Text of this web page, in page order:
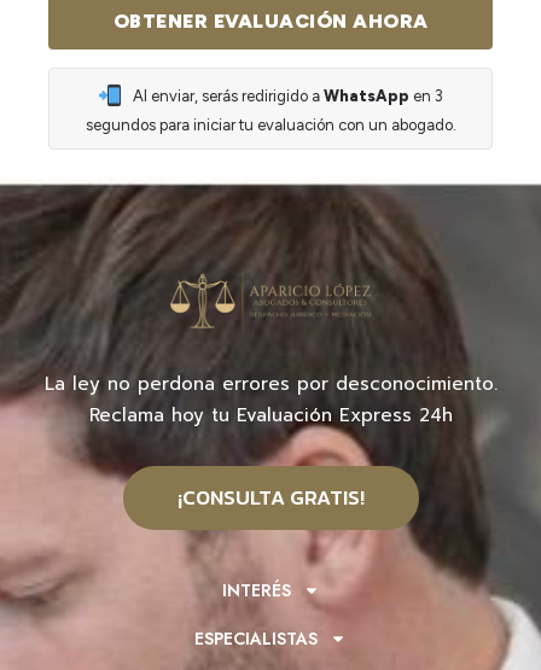
Al enviar, serás redirigido aWhatsApp en 3
segundos para iniciar tu evaluación con un abogado.
La ley no perdona errores por desconocimiento.
Reclama hoy tu Evaluación Express 24h
¡CONSULTA GRATIS!
INTERÉS
ESPECIALISTAS